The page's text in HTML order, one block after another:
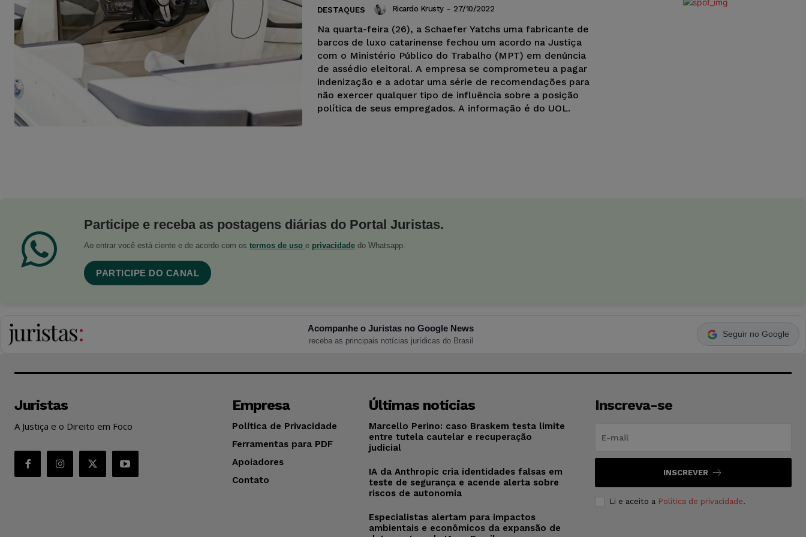
DESTAQUES Ricardo Krusty - 27/10/2022
Na quarta-feira (26), a Schaefer Yatchs uma fabricante de
barcos de luxo catarinense fechou um acordo na Justiça
com o Ministério Público do Trabalho (MPT) em denúncia
de assédio eleitoral. A empresa se comprometeu a pagar
indenização e a adotar uma série de recomendações para
não exercer qualquer tipo de influência sobre a posição
política de seus empregados. A informação é do UOL.
Participe e receba as postagens diárias do Portal Juristas.
Ao entrar você está ciente e de acordo com os termos de uso e privacidade do Whatsapp.
PARTICIPE DO CANAL
Acompanhe o Juristas no Google News
receba as principais notícias jurídicas do Brasil
Seguir no Google
Juristas
A Justiça e o Direito em Foco
Empresa
Política de Privacidade
Ferramentas para PDF
Apoiadores
Contato
Últimas notícias
Marcello Perino: caso Braskem testa limite
entre tutela cautelar e recuperação
judicial
IA da Anthropic cria identidades falsas em
teste de segurança e acende alerta sobre
riscos de autonomia
Especialistas alertam para impactos
ambientais e econômicos da expansão de
Inscreva-se
INSCREVER
Li e aceito a Política de privacidade.